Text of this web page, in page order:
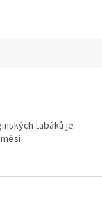
tabáků je